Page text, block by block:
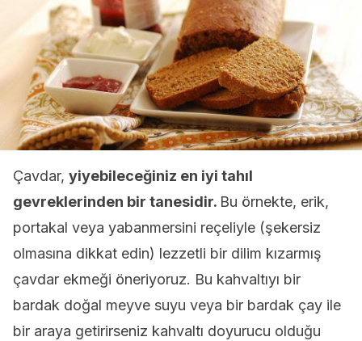
Çavdar, yiyebileceğiniz en iyi tahıl
gevreklerinden bir tanesidir. Bu örnekte, erik,
portakal veya yabanmersini reçeliyle (şekersiz
olmasına dikkat edin) lezzetli bir dilim kızarmış
çavdar ekmeği öneriyoruz. Bu kahvaltıyı bir
bardak doğal meyve suyu veya bir bardak çay ile
bir araya getirirseniz kahvaltı doyurucu olduğu